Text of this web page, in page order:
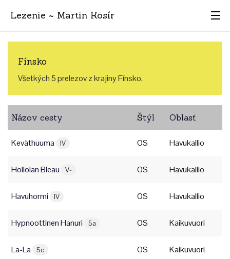
Lezenie ~ Martin Kosír
Najhodnotnejšie
Krajina
Štýl
Archív
Fínsko
Všetkých 5 prelezov z krajiny Fínsko.
Názov cesty Štýl Oblasť
Keväthuuma IV OS Havukallio
Hollolan Bleau V- OS Havukallio
Havuhormi IV OS Havukallio
Hypnoottinen Hanuri 5a OS Kaikuvuori
La-La 5c OS Kaikuvuori